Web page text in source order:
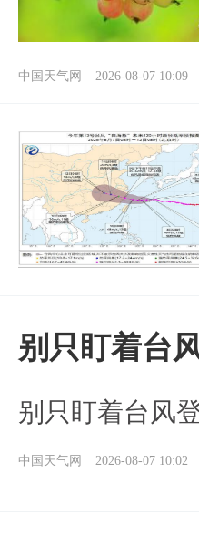
中国天气网 2026-08-07 10:09
别只盯着台
别只盯着台风
中国天气网 2026-08-07 10:02